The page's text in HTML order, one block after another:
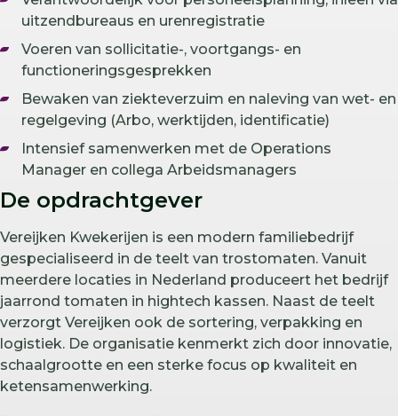
uitzendbureaus en urenregistratie
Voeren van sollicitatie-, voortgangs- en
functioneringsgesprekken
Bewaken van ziekteverzuim en naleving van wet- en
regelgeving (Arbo, werktijden, identificatie)
Intensief samenwerken met de Operations
Manager en collega Arbeidsmanagers
De opdrachtgever
Vereijken Kwekerijen is een modern familiebedrijf
gespecialiseerd in de teelt van trostomaten. Vanuit
meerdere locaties in Nederland produceert het bedrijf
jaarrond tomaten in hightech kassen. Naast de teelt
verzorgt Vereijken ook de sortering, verpakking en
logistiek. De organisatie kenmerkt zich door innovatie,
schaalgrootte en een sterke focus op kwaliteit en
ketensamenwerking.